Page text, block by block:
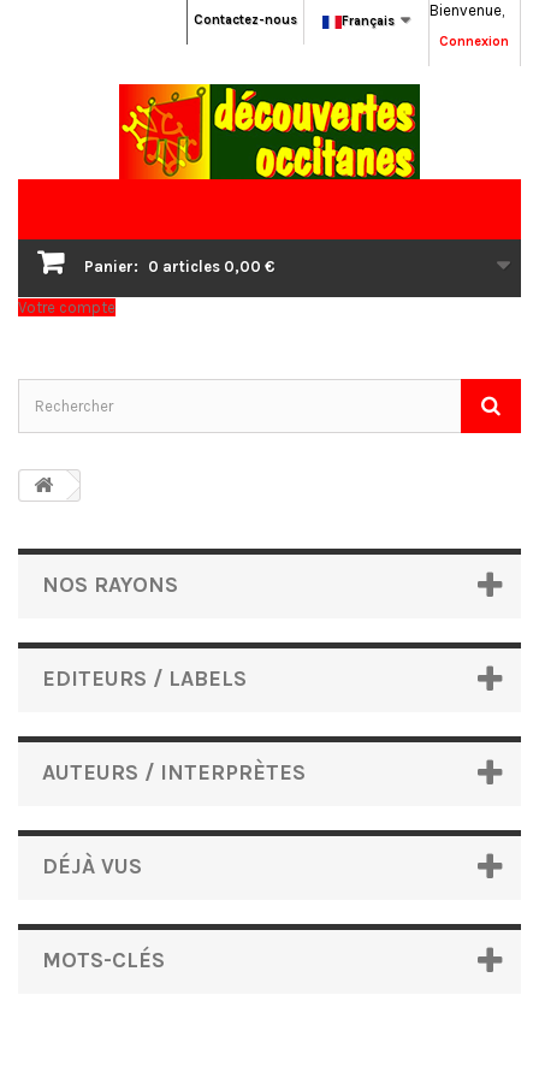
Bienvenue,
Connexion
Français
Contactez-nous
Panier: 0 articles 0,00 €
Votre compte
NOS RAYONS
EDITEURS / LABELS
AUTEURS / INTERPRÈTES
DÉJÀ VUS
MOTS-CLÉS